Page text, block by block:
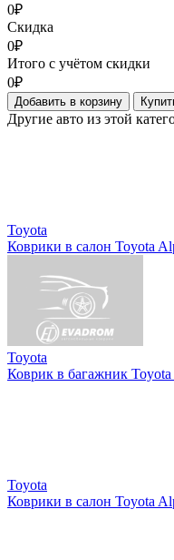
0₽
Скидка
0₽
Итого с учётом скидки
0₽
Добавить в корзину
Другие авто из этой
Toyota
Коврики в салон Toyota
Toyota
Коврик в багажник
Toyota
Коврики в салон Toyota